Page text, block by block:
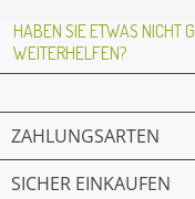
HABEN SIE ETWAS NICHT
WEITERHELFEN?
ZAHLUNGSARTEN
SICHER EINKAUFEN